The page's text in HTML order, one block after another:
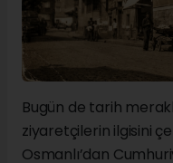
Bugün de tarih
ziyaretçilerin ilgisini
Osmanlı’dan